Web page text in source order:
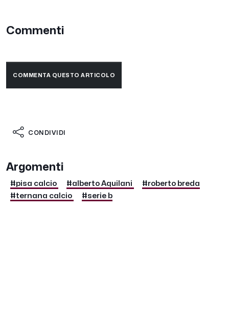
Commenti
COMMENTA QUESTO ARTICOLO
CONDIVIDI
Argomenti
#pisa calcio #alberto Aquilani
#roberto breda
#ternana calcio
#serie b